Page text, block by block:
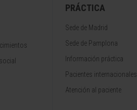
PRÁCTICA
Sede de Madrid
Sede de Pamplona
Información práctica
Pacientes internacionales
Atención al paciente